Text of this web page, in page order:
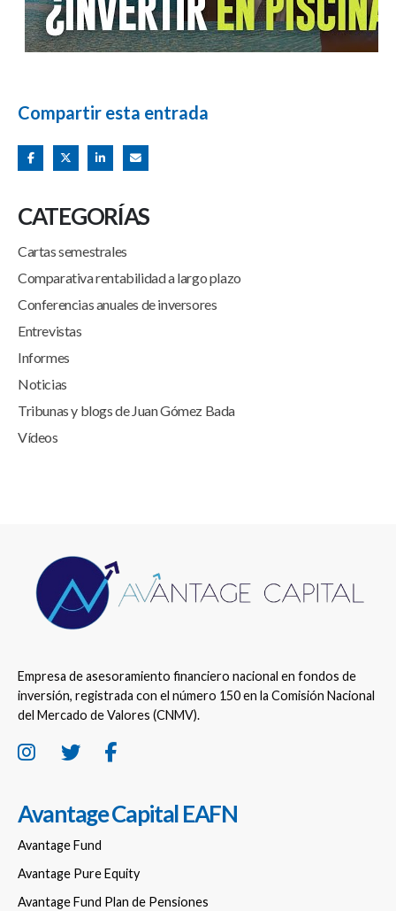
Compartir esta entrada
CATEGORÍAS
Cartas semestrales
Comparativa rentabilidad a largo plazo
Conferencias anuales de inversores
Entrevistas
Informes
Noticias
Tribunas y blogs de Juan Gómez Bada
Vídeos
Empresa de asesoramiento financiero nacional en fondos de
inversión, registrada con el número 150 en la Comisión Nacional
del Mercado de Valores (CNMV).
Avantage Capital EAFN
Avantage Fund
Avantage Pure Equity
Avantage Fund Plan de Pensiones